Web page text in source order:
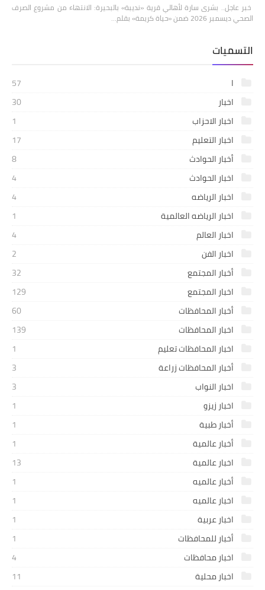
​ خبر عاجل.. بشرى سارة لأهالي قرية «نديبة» بالبحيرة: الانتهاء من مشروع الصرف
الصحي ديسمبر 2026 ضمن «حياة كريمة» بقلم…
التسميات
ا
57
اخبار
30
اخبار الاحزاب
1
اخبار التعليم
17
أخبار الحوادث
8
اخبار الحوادث
4
اخبار الرياضه
4
اخبار الرياضه العالمية
1
اخبار العالم
4
اخبار الفن
2
أخبار المجتمع
32
اخبار المجتمع
129
أخبار المحافظات
60
اخبار المحافظات
139
اخبار المحافظات تعليم
1
أخبار المحافظات زراعة
3
اخبار النواب
3
اخبار زيزو
1
أخبار طبية
1
أخبار عالمية
1
اخبار عالمية
13
أخبار عالميه
1
اخبار عالميه
1
اخبار عربية
1
أخبار للمحافظات
1
اخبار محافظات
4
اخبار محلية
11